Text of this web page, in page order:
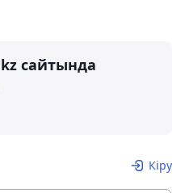
сайтында
Кіру